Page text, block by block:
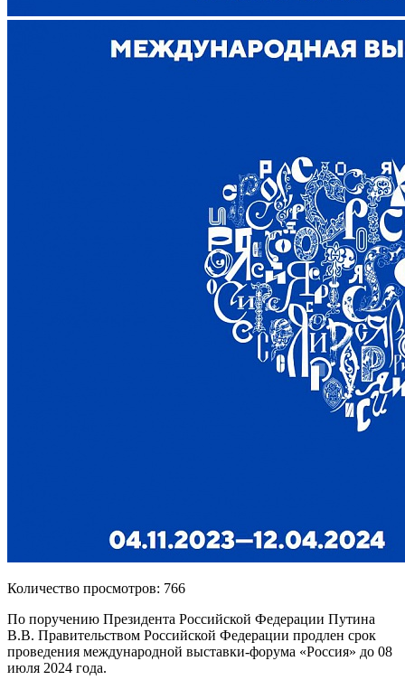
Количество просмотров: 766
По поручению Президента Российской Федерации Путина
В.В. Правительством Российской Федерации продлен срок
проведения международной выставки-форума «Россия» до 08
июля 2024 года.